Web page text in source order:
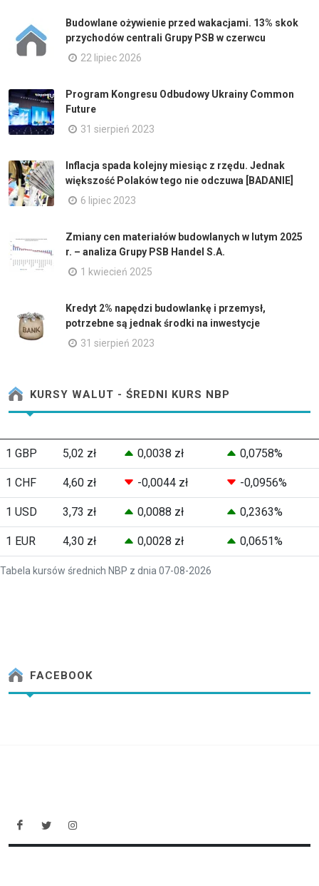
Budowlane ożywienie przed wakacjami. 13% skok
przychodów centrali Grupy PSB w czerwcu
22 lipiec 2026
Program Kongresu Odbudowy Ukrainy Common
Future
31 sierpień 2023
Inflacja spada kolejny miesiąc z rzędu. Jednak
większość Polaków tego nie odczuwa [BADANIE]
6 lipiec 2023
Zmiany cen materiałów budowlanych w lutym 2025
r. – analiza Grupy PSB Handel S.A.
1 kwiecień 2025
Kredyt 2% napędzi budowlankę i przemysł,
potrzebne są jednak środki na inwestycje
31 sierpień 2023
KURSY WALUT - ŚREDNI KURS NBP
Tabela kursów średnich NBP z dnia 07-08-2026
1 GBP 5,02 zł 0,0038 zł 0,0758%
1 CHF 4,60 zł -0,0044 zł -0,0956%
1 USD 3,73 zł 0,0088 zł 0,2363%
1 EUR 4,30 zł 0,0028 zł 0,0651%
FACEBOOK